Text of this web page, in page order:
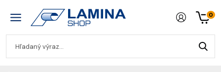
0